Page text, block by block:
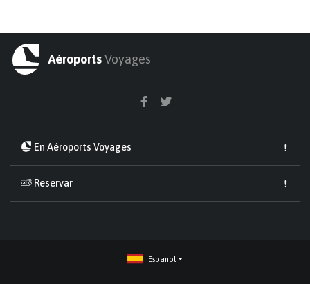
AéroportsVoyages
En Aéroports Voyages
Reservar
Espanol